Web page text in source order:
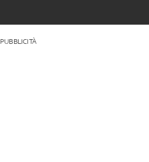
PUBBLICITÀ